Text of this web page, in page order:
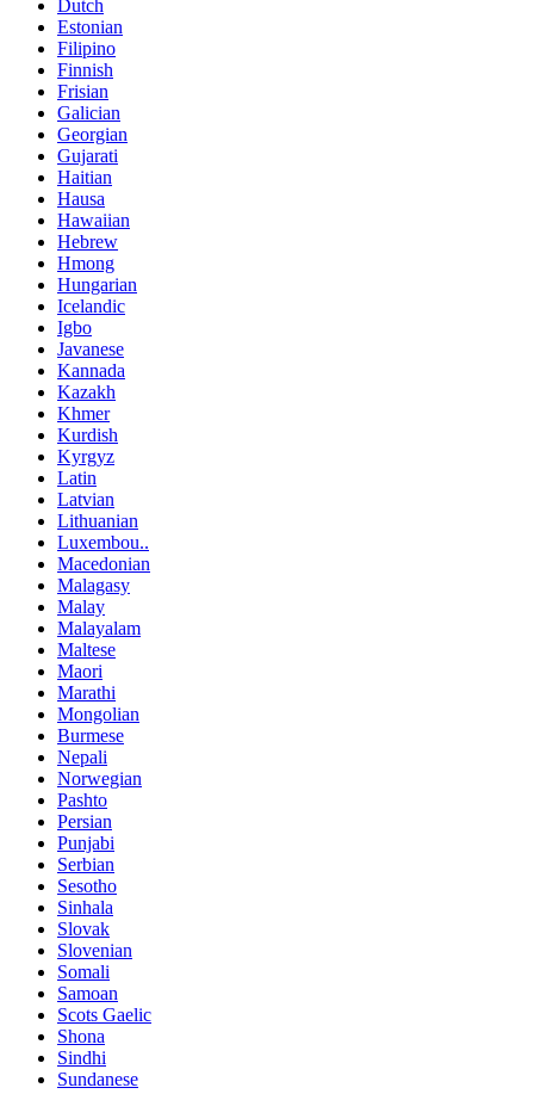
Dutch
Estonian
Filipino
Finnish
Frisian
Galician
Georgian
Gujarati
Haitian
Hausa
Hawaiian
Hebrew
Hmong
Hungarian
Icelandic
Igbo
Javanese
Kannada
Kazakh
Khmer
Kurdish
Kyrgyz
Latin
Latvian
Lithuanian
Luxembou..
Macedonian
Malagasy
Malay
Malayalam
Maltese
Maori
Marathi
Mongolian
Burmese
Nepali
Norwegian
Pashto
Persian
Punjabi
Serbian
Sesotho
Sinhala
Slovak
Slovenian
Somali
Samoan
Scots Gaelic
Shona
Sindhi
Sundanese